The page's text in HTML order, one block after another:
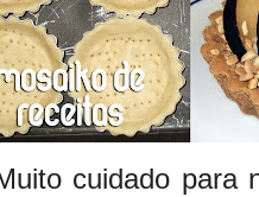
cuidado para